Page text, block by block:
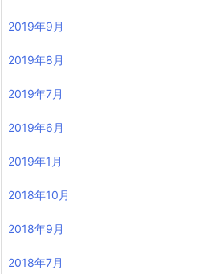
2019年9月
2019年8月
2019年7月
2019年6月
2019年1月
2018年10月
2018年9月
2018年7月